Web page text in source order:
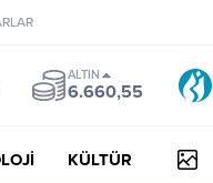
ALTIN
6.660,55
KÜLTÜR